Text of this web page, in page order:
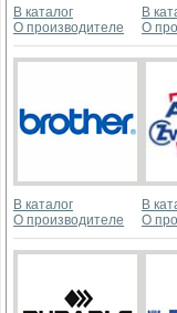
В каталог
О производителе
В
О
В каталог
О производителе
В
О